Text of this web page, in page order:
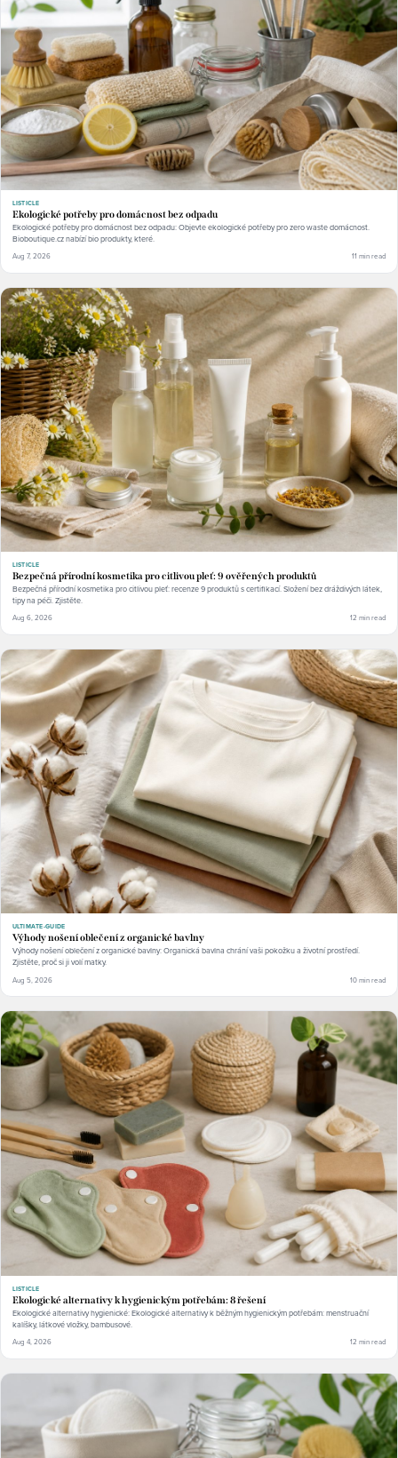
LISTICLE
Ekologické potřeby pro domácnost bez odpadu
Ekologické potřeby pro domácnost bez odpadu: Objevte ekologické potřeby pro zero waste domácnost.
Bioboutique.cz nabízí bio produkty, které.
Aug 7, 2026 11 min read
LISTICLE
Bezpečná přírodní kosmetika pro citlivou pleť: 9 ověřených produktů
Bezpečná přírodní kosmetika pro citlivou pleť: recenze 9 produktů s certifikací. Složení bez dráždivých látek,
tipy na péči. Zjistěte.
Aug 6, 2026 12 min read
ULTIMATE-GUIDE
Výhody nošení oblečení z organické bavlny
Výhody nošení oblečení z organické bavlny: Organická bavlna chrání vaši pokožku a životní prostředí.
Zjistěte, proč si ji volí matky.
Aug 5, 2026 10 min read
LISTICLE
Ekologické alternativy k hygienickým potřebám: 8 řešení
Ekologické alternativy hygienické: Ekologické alternativy k běžným hygienickým potřebám: menstruační
kalíšky, látkové vložky, bambusové.
Aug 4, 2026 12 min read